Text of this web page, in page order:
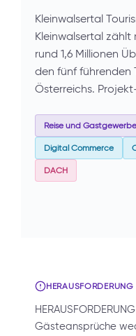
Kleinwalsertal
Kleinwalsertal
rund 1,6 Millionen
den fünf führenden
Österreichs.
Reise und Gastgewerbe
Digital Commerce
DACH
HERAUSFORDERUNG
Gästeansprüche